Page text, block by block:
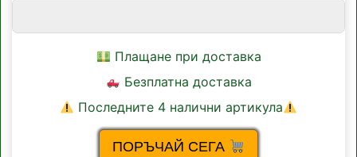
Плащане при доставка
Безплатна доставка
Последните 4 налични артикула
ПОРЪЧАЙ СЕГА